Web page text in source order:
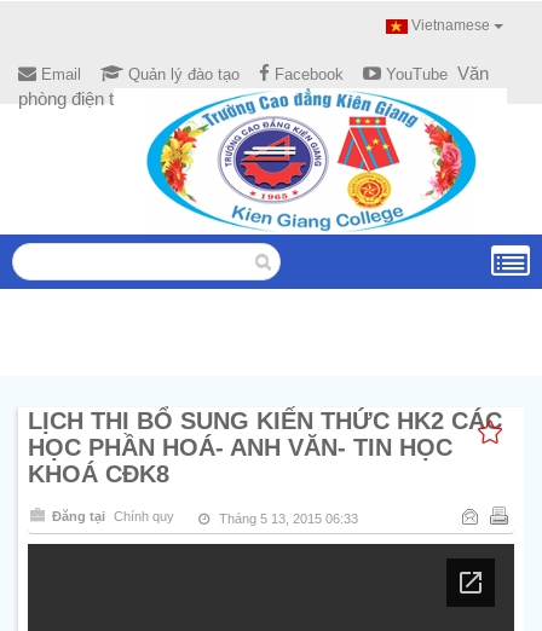
Vietnamese
Email Quản lý đào tạo Facebook YouTube Văn
phòng điện tử
LỊCH THI BỔ SUNG KIẾN THỨC HK2 CÁC
HỌC PHẦN HOÁ- ANH VĂN- TIN HỌC
KHOÁ CĐK8
Đăng tại Chính quy Tháng 5 13, 2015 06:33